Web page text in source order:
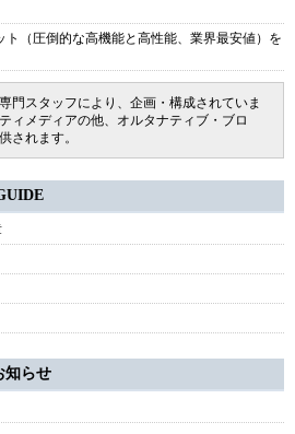
ト（圧倒的な高機能と高性能、業界最安値）を
門スタッフにより、企画・構成されていま
ィメディアの他、オルタナティブ・ブロ
されます。
知らせ